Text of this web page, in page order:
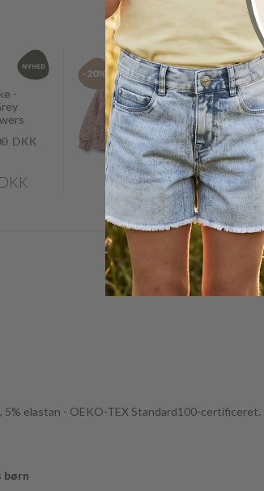
-
DKK
DKK
-20%
Wheat
Termojakke -
Thilde -
Powder Flower
Meadow
Før499,00DKK
Nu
399,00DKK
5% elastan - OEKO-TEX Standard100-certificeret.
børn